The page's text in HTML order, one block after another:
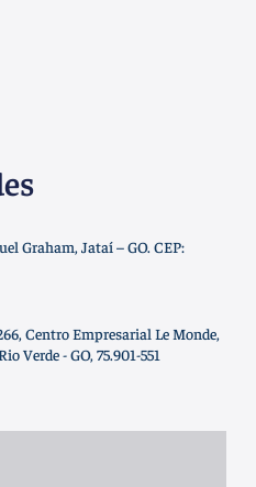
Graham, Jataí – GO. CEP:
Centro Empresarial Le Monde,
Verde - GO, 75.901-551